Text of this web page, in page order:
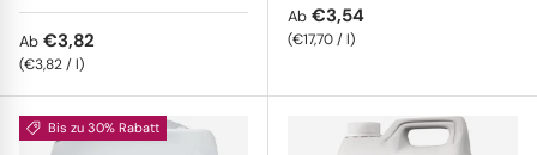
Normaler Preis
Ab €3,82
Grundpreis
€3,82/l
Normaler Preis
Ab €3,54
Grundpreis
€17,70/l
Bis zu 30% Rabatt